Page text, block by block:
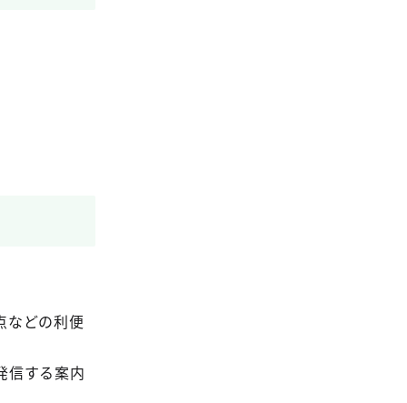
などの利便
信する案内